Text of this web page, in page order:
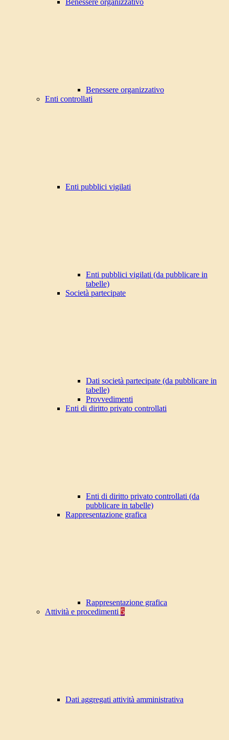
Benessere organizzativo
Benessere organizzativo
Enti controllati
Enti pubblici vigilati
Enti pubblici vigilati (da pubblicare in
tabelle)
Società partecipate
Dati società partecipate (da pubblicare in
tabelle)
Provvedimenti
Enti di diritto privato controllati
Enti di diritto privato controllati (da
pubblicare in tabelle)
Rappresentazione grafica
Rappresentazione grafica
Attività e procedimenti 5
Dati aggregati attività amministrativa